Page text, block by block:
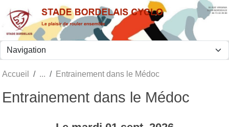
Accueil Entrainement dans le Médoc
Entrainement dans le Médoc
Panneau de gestion des cookies